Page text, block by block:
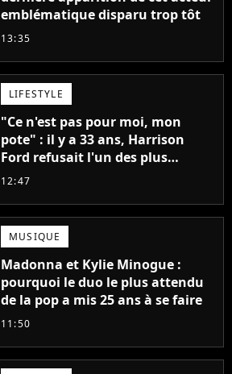
emblématique disparu trop tôt
13:35
LIFESTYLE
"Ce n'est pas pour moi, mon
pote" : il y a 33 ans, Harrison
Ford refusait l'un des plus
grands succès de tous les temps
12:47
MUSIQUE
Madonna et Kylie Minogue :
pourquoi le duo le plus attendu
de la pop a mis 25 ans à se faire
11:50